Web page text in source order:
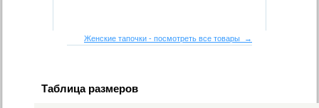
Женские тапочки - посмотреть все товары →
Таблица размеров